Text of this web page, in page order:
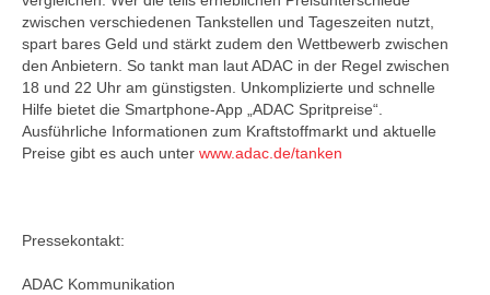
zwischen verschiedenen Tankstellen und Tageszeiten nutzt,
spart bares Geld und stärkt zudem den Wettbewerb zwischen
den Anbietern. So tankt man laut ADAC in der Regel zwischen
18 und 22 Uhr am günstigsten. Unkomplizierte und schnelle
Hilfe bietet die Smartphone-App „ADAC Spritpreise“.
Ausführliche Informationen zum Kraftstoffmarkt und aktuelle
Preise gibt es auch unter www.adac.de/tanken
Pressekontakt:
ADAC Kommunikation